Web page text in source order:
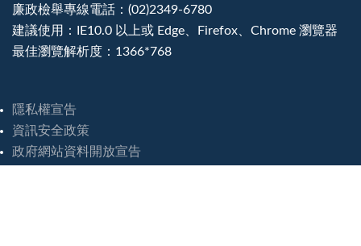
廉政檢舉專線電話：(02)2349-6780
建議使用：IE10.0 以上或 Edge、Firefox、Chrome 瀏覽器
最佳瀏覽解析度：1366*768
隱私權宣告
資訊安全政策
政府網站資料開放宣告